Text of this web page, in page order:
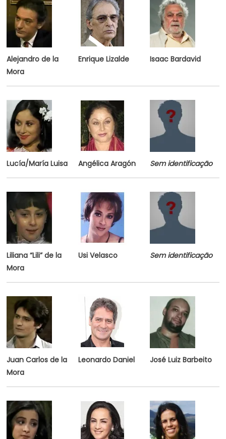
Alejandro de la
Mora
Enrique Lizalde Isaac Bardavid
Lucía/María Luisa Angélica Aragón Sem identificação
Liliana “Lili” de la
Mora
Usi Velasco Sem identificação
Juan Carlos de la
Mora
Leonardo Daniel José Luiz Barbeito